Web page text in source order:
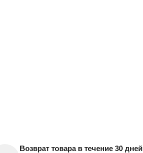
Возврат товара в течение 30 дней